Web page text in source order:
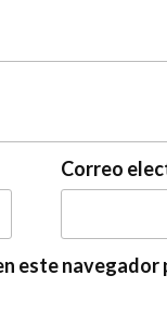
Correo
este navegador